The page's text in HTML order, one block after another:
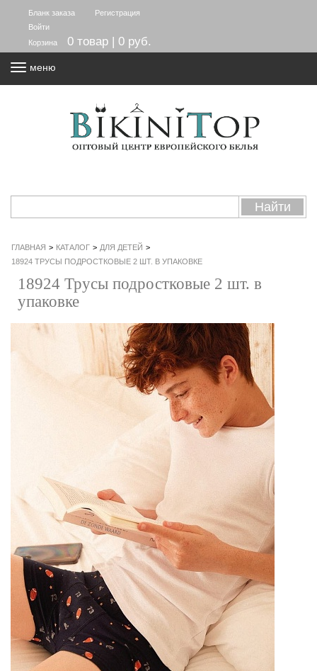
Бланк заказа
Регистрация
Войти
Корзина
0 товар | 0 руб.
меню
ГЛАВНАЯ > КАТАЛОГ > ДЛЯ ДЕТЕЙ >
18924 ТРУСЫ ПОДРОСТКОВЫЕ 2 ШТ. В УПАКОВКЕ
18924 Трусы подростковые 2 шт. в
упаковке